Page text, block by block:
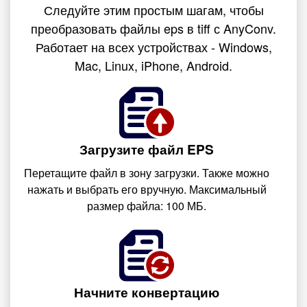
Следуйте этим простым шагам, чтобы
преобразовать файлы eps в tiff с AnyConv.
Работает на всех устройствах - Windows,
Mac, Linux, iPhone, Android.
Загрузите файл EPS
Перетащите файл в зону загрузки. Также можно
нажать и выбрать его вручную. Максимальный
размер файла: 100 МБ.
Начните конвертацию